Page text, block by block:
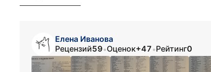
Елена Иванова
Рецензий59•Оценок+47•Рейтинг0